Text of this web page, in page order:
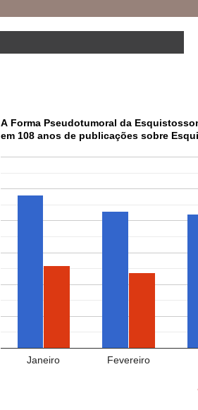
A Forma Pseudotumoral da
em 108 anos de publicações sobre
Janeiro Fevereiro